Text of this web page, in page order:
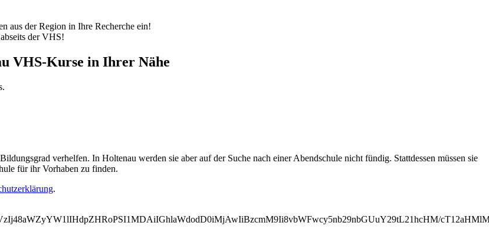
aus der Region in Ihre Recherche ein!
der VHS!
VHS-Kurse in Ihrer Nähe
verhelfen. In Holtenau werden sie aber auf der Suche nach einer Abendschule nicht fündig. Stattdessen müssen sie
für ihr Vorhaben zu finden.
.